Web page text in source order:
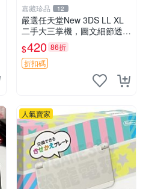
嘉藏珍品 12
嚴選任天堂New 3DS LL XL
二手大三掌機，圖文細節透
明！掉漆E面僅此一輯 新3DS
LL XL 掌上遊戲機 換線版 二
手商品 買家自負
$420 86折
折扣碼
人氣賣家